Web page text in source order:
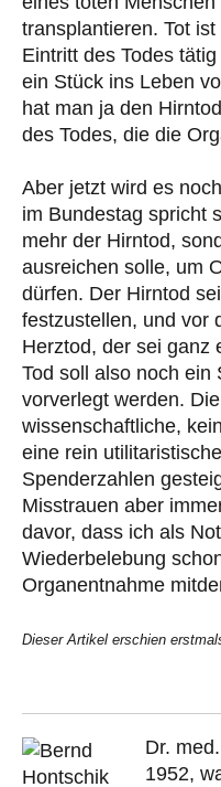
transplantieren. Tot
Eintritt des Todes
ein Stück ins Leben
hat man ja den
des Todes, die die
Aber jetzt wird es
im Bundestag spricht
mehr der Hirntod,
ausreichen solle, um
dürfen. Der Hirntod
festzustellen, und vor
Herztod, der sei ganz
Tod soll also noch ein
vorverlegt werden.
wissenschaftliche,
eine rein
Spenderzahlen
Misstrauen aber
davor, dass ich als
Wiederbelebung
Organentnahme
Dieser Artikel erschien
Dr. med.
1952,